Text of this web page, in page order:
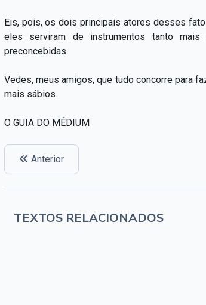
Eis, pois, os dois principais atores desses
eles serviram de instrumentos tanto
preconcebidas.
Vedes, meus amigos, que tudo concorre para
mais sábios.
O GUIA DO MÉDIUM
Anterior
TEXTOS RELACIONADOS